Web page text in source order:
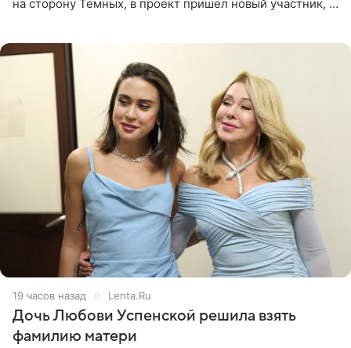
на сторону Темных, в проект пришел новый участник, а
19 часов назад Lenta.Ru
Дочь Любови Успенской решила взять
фамилию матери